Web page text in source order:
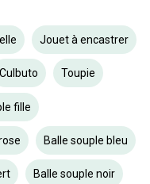
Jouet à encastrer
Culbuto Toupie
fille
Balle souple bleu
Balle souple noir